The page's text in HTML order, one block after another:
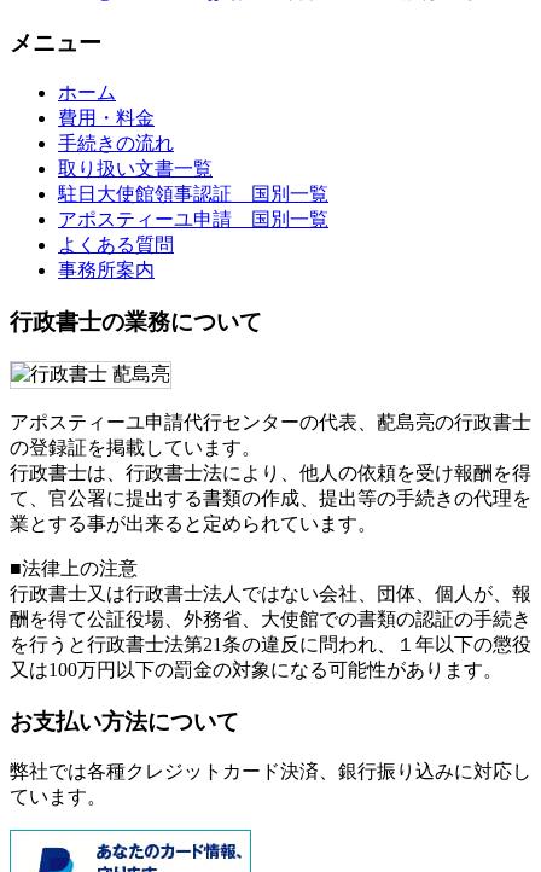
メニュー
ホーム
費用・料金
手続きの流れ
取り扱い文書一覧
駐日大使館領事認証 国別一覧
アポスティーユ申請 国別一覧
よくある質問
事務所案内
行政書士の業務について
アポスティーユ申請代行センターの代表、蓜島亮の行政書士
の登録証を掲載しています。
行政書士は、行政書士法により、他人の依頼を受け報酬を得
て、官公署に提出する書類の作成、提出等の手続きの代理を
業とする事が出来ると定められています。
■法律上の注意
行政書士又は行政書士法人ではない会社、団体、個人が、報
酬を得て公証役場、外務省、大使館での書類の認証の手続き
を行うと行政書士法第21条の違反に問われ、
１年以下の懲役
又は100万円以下の罰金の対象になる可能性があります。
お支払い方法について
弊社では各種クレジットカード決済、銀行振り込みに対応し
ています。